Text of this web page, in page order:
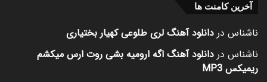
آخرین کامنت ها
ناشناس در دانلود آهنگ لری طلوعی کهیار بختیاری
ناشناس در دانلود آهنگ اگه ارومیه بشی روت ارس میکشم
ریمیکس MP3